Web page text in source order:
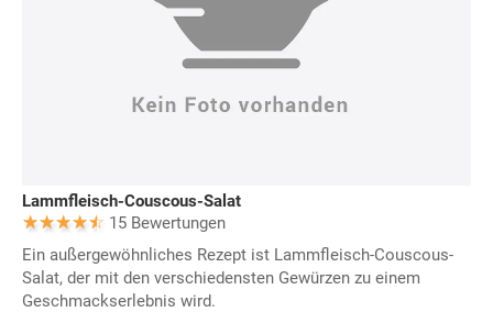
Lammfleisch-Couscous-Salat
15 Bewertungen
Ein außergewöhnliches Rezept ist Lammfleisch-Couscous-
Salat, der mit den verschiedensten Gewürzen zu einem
Geschmackserlebnis wird.